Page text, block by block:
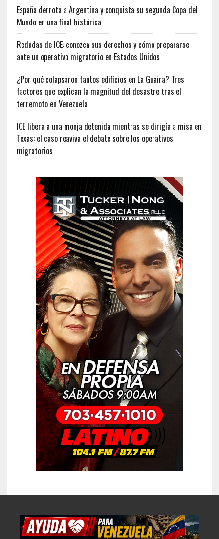
España derrota a Argentina y conquista su segunda Copa del
Mundo en una final histórica
Redadas de ICE: conozca sus derechos y cómo prepararse
ante un operativo migratorio en Estados Unidos
¿Por qué colapsaron tantos edificios en La Guaira? Tres
factores que explican la magnitud del desastre tras el
terremoto en Venezuela
ICE libera a una monja detenida mientras se dirigía a misa en
Texas: el caso reaviva el debate sobre los operativos
migratorios